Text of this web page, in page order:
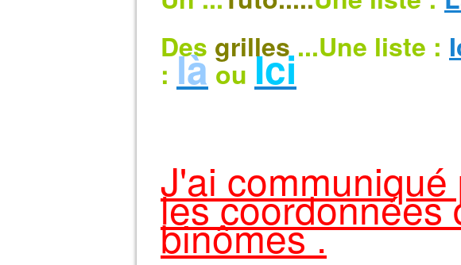
Des grilles...Une liste :
: là ou Ici
J'ai communiqué
les coordonnées
binômes .